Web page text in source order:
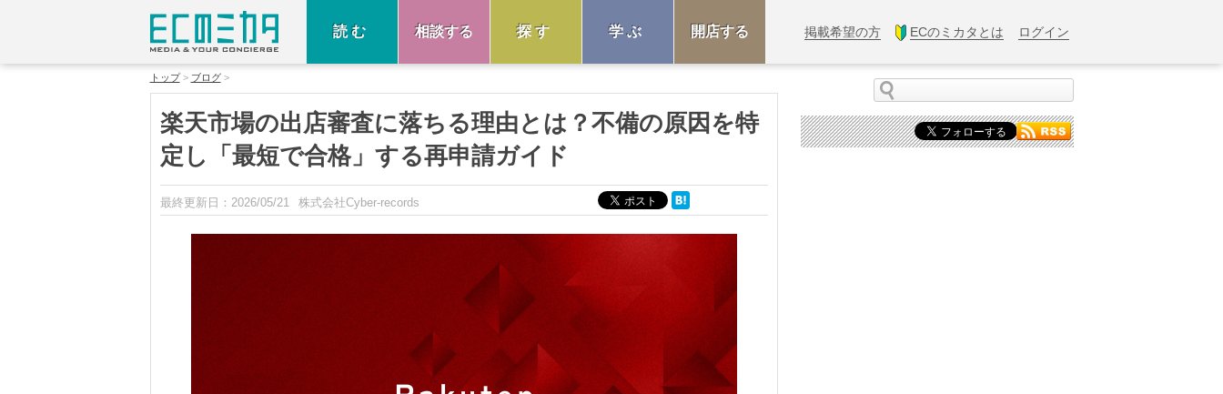
読む 相談する 探す 学ぶ 開店する 掲載希望の方 ECのミカタとは ログイン
トップ ブログ
楽天市場の出店審査に落ちる理由とは？不備の原因を特
定し「最短で合格」する再申請ガイド
最終更新日： 2026/05/21 株式会社Cyber-records